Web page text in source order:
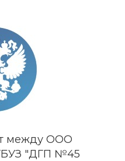
между ООО
"ДГП №45